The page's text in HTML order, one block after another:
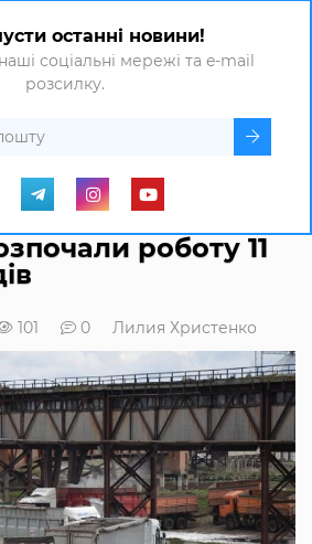
останні новини!
соціальні мережі та e-mail
розсилку.
роботу 11
101 0 Лилия Христенко